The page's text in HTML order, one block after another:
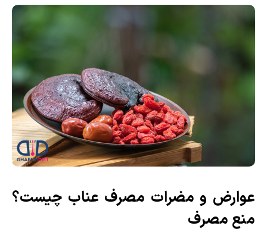
عوارض و مضرات مصرف عناب چیست؟
منع مصرف